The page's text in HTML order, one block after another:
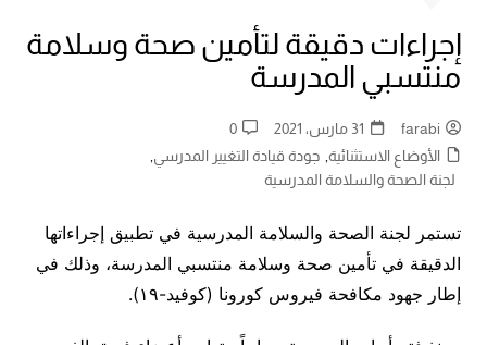
إجراءات دقيقة لتأمين صحة وسلامة
منتسبي المدرسة
farabi 31 مارس، 2021
0
الأوضاع الاستثنائية, جودة قيادة التغيير المدرسي,
لجنة الصحة والسلامة المدرسية
تستمر لجنة الصحة والسلامة المدرسية في تطبيق إجراءاتها
الدقيقة في تأمين صحة وسلامة منتسبي المدرسة، وذلك في
إطار جهود مكافحة فيروس كورونا (كوفيد-١٩).